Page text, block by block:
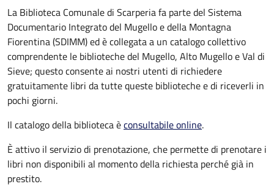
La Biblioteca Comunale di Scarperia fa parte del Sistema
Documentario Integrato del Mugello e della Montagna
Fiorentina (SDIMM) ed è collegata a un catalogo collettivo
comprendente le biblioteche del Mugello, Alto Mugello e Val di
Sieve; questo consente ai nostri utenti di richiedere
gratuitamente libri da tutte queste biblioteche e di riceverli in
pochi giorni.
Il catalogo della biblioteca èconsultabile online.
È attivo il servizio di prenotazione, che permette di prenotare i
libri non disponibili al momento della richiesta perché già in
prestito.